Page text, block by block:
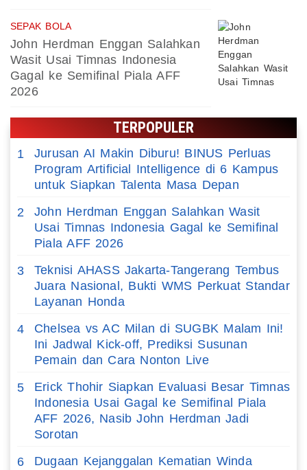
SEPAK BOLA
John Herdman Enggan Salahkan
Wasit Usai Timnas Indonesia
Gagal ke Semifinal Piala AFF
2026
TERPOPULER
1
Jurusan AI Makin Diburu! BINUS Perluas
Program Artificial Intelligence di 6 Kampus
untuk Siapkan Talenta Masa Depan
2
John Herdman Enggan Salahkan Wasit
Usai Timnas Indonesia Gagal ke Semifinal
Piala AFF 2026
3
Teknisi AHASS Jakarta-Tangerang Tembus
Juara Nasional, Bukti WMS Perkuat Standar
Layanan Honda
4
Chelsea vs AC Milan di SUGBK Malam Ini!
Ini Jadwal Kick-off, Prediksi Susunan
Pemain dan Cara Nonton Live
5
Erick Thohir Siapkan Evaluasi Besar Timnas
Indonesia Usai Gagal ke Semifinal Piala
AFF 2026, Nasib John Herdman Jadi
Sorotan
6
Dugaan Kejanggalan Kematian Winda